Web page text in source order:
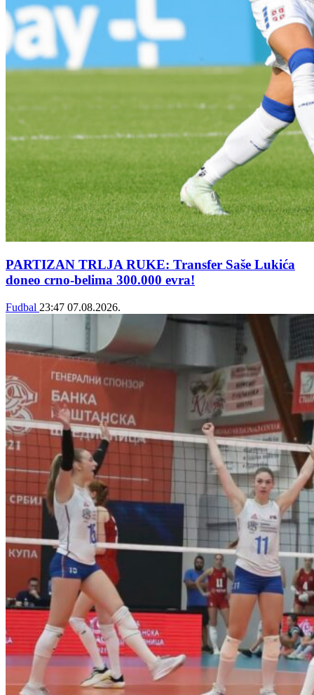
PARTIZAN TRLJA RUKE: Transfer Saše Lukića
doneo crno-belima 300.000 evra!
Fudbal 23:47 07.08.2026.